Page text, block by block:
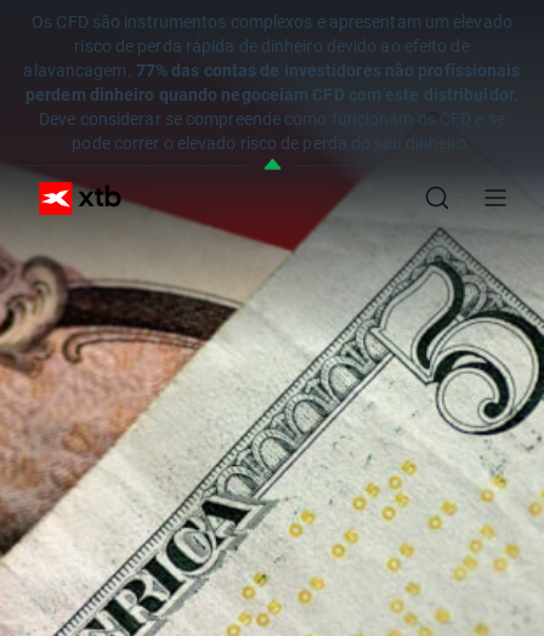
Os CFD são instrumentos complexos e apresentam um elevado
risco de perda rápida de dinheiro devido ao efeito de
alavancagem. 77% das contas de investidores não profissionais
perdem dinheiro quando negoceiam CFD com este distribuidor.
Deve considerar se compreende como funcionam os CFD e se
pode correr o elevado risco de perda do seu dinheiro.